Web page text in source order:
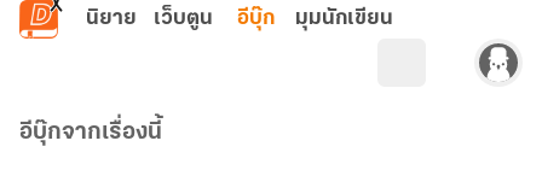
ข้ามไปยังเนื้อหาหลัก
นิยาย เว็บตูน อีบุ๊ก มุมนักเขียน
อีบุ๊กจากเรื่องนี้